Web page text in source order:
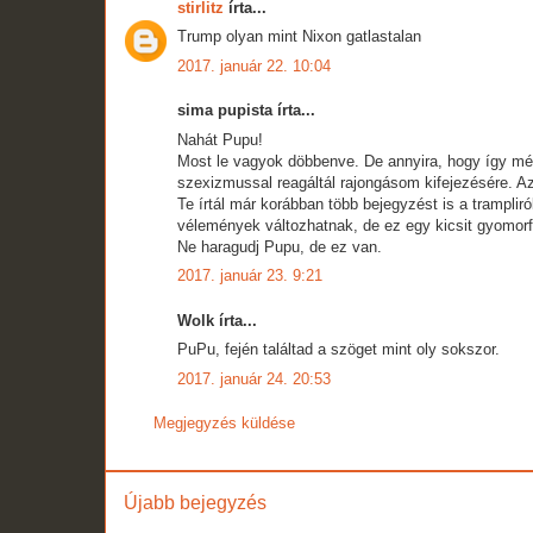
stirlitz írta...
Trump olyan mint Nixon gatlastalan
2017. január 22. 10:04
sima pupista írta...
Nahát Pupu!
Most le vagyok döbbenve. De annyira, hogy így
szexizmussal reagáltál rajongásom kifejezésére.
Te írtál már korábban több bejegyzést is a
vélemények változhatnak, de ez egy kicsit
Ne haragudj Pupu, de ez van.
2017. január 23. 9:21
Wolk írta...
PuPu, fején találtad a szöget mint oly sokszor.
2017. január 24. 20:53
Megjegyzés küldése
Újabb bejegyzés